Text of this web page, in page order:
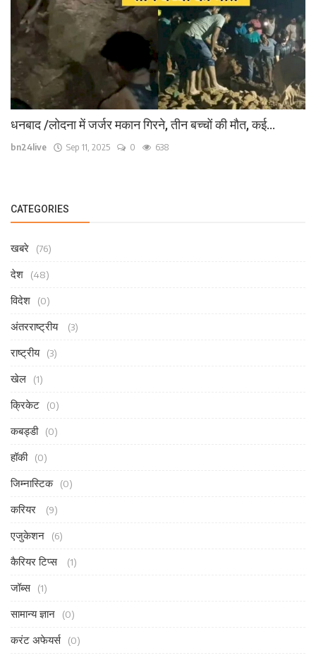
धनबाद /लोदना में जर्जर मकान गिरने, तीन बच्चों की मौत, कई...
bn24live Sep 11, 2025 0 638
CATEGORIES
खबरे (76)
देश (48)
विदेश (0)
अंतरराष्ट्रीय (3)
राष्ट्रीय (3)
खेल (1)
क्रिकेट (0)
कबड्डी (0)
हॉकी (0)
जिम्नास्टिक (0)
करियर (9)
एजुकेशन (6)
कैरियर टिप्स (1)
जॉब्स (1)
सामान्य ज्ञान (0)
करंट अफेयर्स (0)